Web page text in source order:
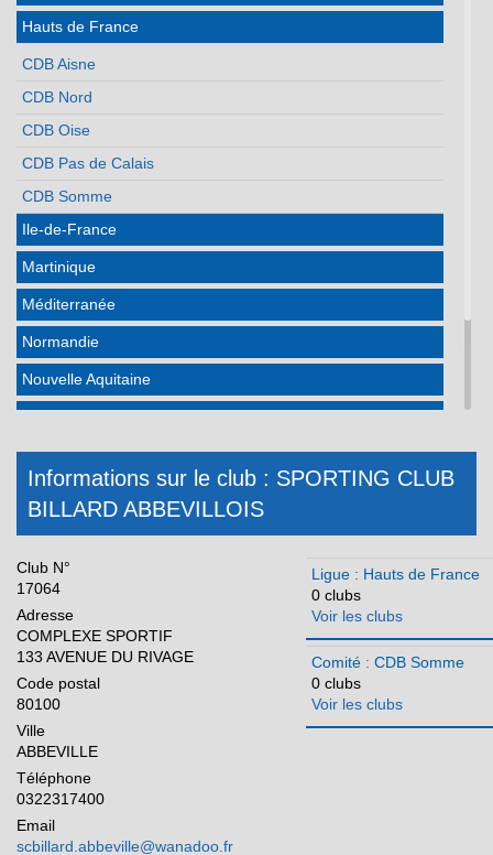
Hauts de France
CDB Aisne
CDB Nord
CDB Oise
CDB Pas de Calais
CDB Somme
Ile-de-France
Martinique
Méditerranée
Normandie
Nouvelle Aquitaine
Pays de la Loire
Réunion
Informations sur le club : SPORTING CLUB
BILLARD ABBEVILLOIS
Club N°
17064
Adresse
COMPLEXE SPORTIF
133 AVENUE DU RIVAGE
Code postal
80100
Ville
ABBEVILLE
Téléphone
0322317400
Email
scbillard.abbeville@wanadoo.fr
Ligue : Hauts de France
0 clubs
Voir les clubs
Comité : CDB Somme
0 clubs
Voir les clubs